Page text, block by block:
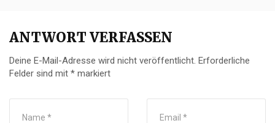
ANTWORT VERFASSEN
Deine E-Mail-Adresse wird nicht veröffentlicht. Erforderliche
Felder sind mit * markiert